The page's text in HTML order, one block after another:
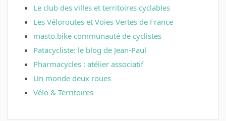
Le club des villes et territoires cyclables
Les Véloroutes et Voies Vertes de France
masto.bike communauté de cyclistes
Patacycliste: le blog de Jean-Paul
Pharmacycles : atélier associatif
Un monde deux roues
Vélo & Territoires